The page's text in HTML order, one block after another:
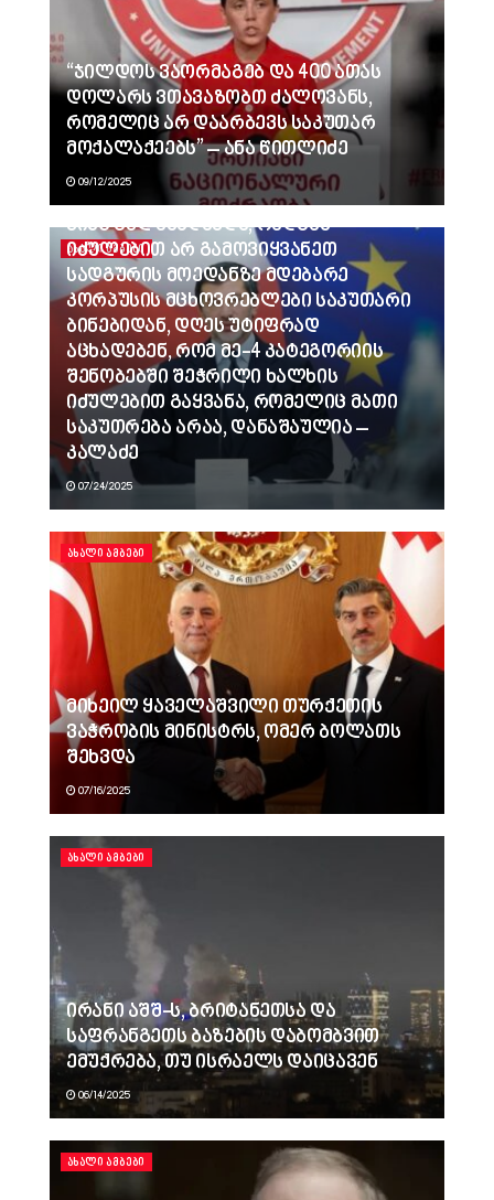
“ჯილდოს ვაორმაგებ და 400 ათას
დოლარს ვთავაზობთ ძალოვანს,
რომელიც არ დაარბევს საკუთარ
მოქალაქეებს” – ანა წითლიძე
09/12/2025
ᲐᲮᲐᲚᲘ ᲐᲛᲑᲔᲑᲘ
ვინც გვლანძღავდა, რადგან
იძულებით არ გამოვიყვანეთ
სადგურის მოედანზე მდებარე
კორპუსის მცხოვრებლები საკუთარი
ბინებიდან, დღეს უტიფრად
აცხადებენ, რომ მე-4 კატეგორიის
შენობებში შეჭრილი ხალხის
იძულებით გაყვანა, რომელიც მათი
საკუთრება არაა, დანაშაულია –
კალაძე
07/24/2025
ᲐᲮᲐᲚᲘ ᲐᲛᲑᲔᲑᲘ
მიხეილ ყაველაშვილი თურქეთის
ვაჭრობის მინისტრს, ომერ ბოლათს
შეხვდა
07/16/2025
ᲐᲮᲐᲚᲘ ᲐᲛᲑᲔᲑᲘ
ირანი აშშ-ს, ბრიტანეთსა და
საფრანგეთს ბაზების დაბომბვით
ემუქრება, თუ ისრაელს დაიცავენ
06/14/2025
ᲐᲮᲐᲚᲘ ᲐᲛᲑᲔᲑᲘ